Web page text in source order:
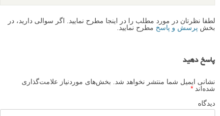
لطفا نظرتان در مورد مطلب را در اینجا مطرح نمایید. اگر سوالی دارید، در
بخش پرسش و پاسخ مطرح نمایید.
پاسخ دهید
نشانی ایمیل شما منتشر نخواهد شد. بخش‌های موردنیاز علامت‌گذاری
شده‌اند *
دیدگاه